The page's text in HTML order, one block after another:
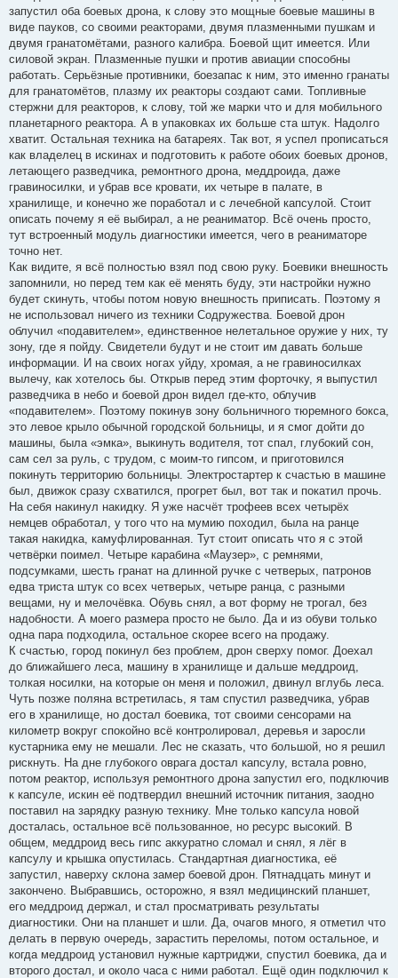
запустил оба боевых дрона, к слову это мощные боевые машины в
виде пауков, со своими реакторами, двумя плазменными пушкам и
двумя гранатомётами, разного калибра. Боевой щит имеется. Или
силовой экран. Плазменные пушки и против авиации способны
работать. Серьёзные противники, боезапас к ним, это именно гранаты
для гранатомётов, плазму их реакторы создают сами. Топливные
стержни для реакторов, к слову, той же марки что и для мобильного
планетарного реактора. А в упаковках их больше ста штук. Надолго
хватит. Остальная техника на батареях. Так вот, я успел прописаться
как владелец в искинах и подготовить к работе обоих боевых дронов,
летающего разведчика, ремонтного дрона, меддроида, даже
гравиносилки, и убрав все кровати, их четыре в палате, в
хранилище, и конечно же поработал и с лечебной капсулой. Стоит
описать почему я её выбирал, а не реаниматор. Всё очень просто,
тут встроенный модуль диагностики имеется, чего в реаниматоре
точно нет.
Как видите, я всё полностью взял под свою руку. Боевики внешность
запомнили, но перед тем как её менять буду, эти настройки нужно
будет скинуть, чтобы потом новую внешность приписать. Поэтому я
не использовал ничего из техники Содружества. Боевой дрон
облучил «подавителем», единственное нелетальное оружие у них, ту
зону, где я пойду. Свидетели будут и не стоит им давать больше
информации. И на своих ногах уйду, хромая, а не гравиносилках
вылечу, как хотелось бы. Открыв перед этим форточку, я выпустил
разведчика в небо и боевой дрон видел где-кто, облучив
«подавителем». Поэтому покинув зону больничного тюремного бокса,
это левое крыло обычной городской больницы, и я смог дойти до
машины, была «эмка», выкинуть водителя, тот спал, глубокий сон,
сам сел за руль, с трудом, с моим-то гипсом, и приготовился
покинуть территорию больницы. Электростартер к счастью в машине
был, движок сразу схватился, прогрет был, вот так и покатил прочь.
На себя накинул накидку. Я уже насчёт трофеев всех четырёх
немцев обработал, у того что на мумию походил, была на ранце
такая накидка, камуфлированная. Тут стоит описать что я с этой
четвёрки поимел. Четыре карабина «Маузер», с ремнями,
подсумками, шесть гранат на длинной ручке с четверых, патронов
едва триста штук со всех четверых, четыре ранца, с разными
вещами, ну и мелочёвка. Обувь снял, а вот форму не трогал, без
надобности. А моего размера просто не было. Да и из обуви только
одна пара подходила, остальное скорее всего на продажу.
К счастью, город покинул без проблем, дрон сверху помог. Доехал
до ближайшего леса, машину в хранилище и дальше меддроид,
толкая носилки, на которые он меня и положил, двинул вглубь леса.
Чуть позже поляна встретилась, я там спустил разведчика, убрав
его в хранилище, но достал боевика, тот своими сенсорами на
километр вокруг спокойно всё контролировал, деревья и заросли
кустарника ему не мешали. Лес не сказать, что большой, но я решил
рискнуть. На дне глубокого оврага достал капсулу, встала ровно,
потом реактор, используя ремонтного дрона запустил его, подключив
к капсуле, искин её подтвердил внешний источник питания, заодно
поставил на зарядку разную технику. Мне только капсула новой
досталась, остальное всё пользованное, но ресурс высокий. В
общем, меддроид весь гипс аккуратно сломал и снял, я лёг в
капсулу и крышка опустилась. Стандартная диагностика, её
запустил, наверху склона замер боевой дрон. Пятнадцать минут и
закончено. Выбравшись, осторожно, я взял медицинский планшет,
его меддроид держал, и стал просматривать результаты
диагностики. Они на планшет и шли. Да, очагов много, я отметил что
делать в первую очередь, зарастить переломы, потом остальное, и
когда меддроид установил нужные картриджи, спустил боевика, да и
второго достал, и около часа с ними работал. Ещё один подключил к